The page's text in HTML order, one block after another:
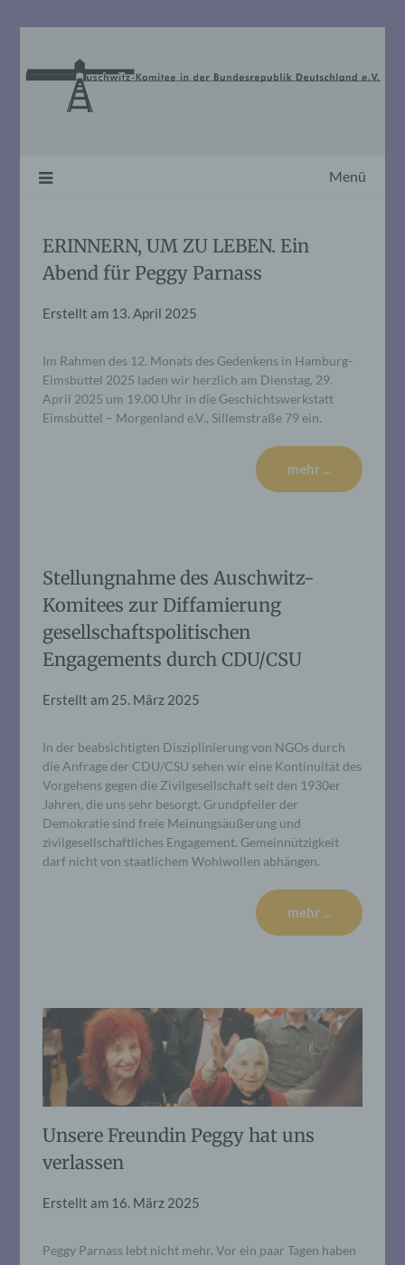
Menü
ERINNERN, UM ZU LEBEN. Ein
Abend für Peggy Parnass
Erstellt am 13. April 2025
Im Rahmen des 12. Monats des Gedenkens in Hamburg-
Eimsbüttel 2025 laden wir herzlich am Dienstag, 29.
April 2025 um 19.00 Uhr in die Geschichtswerkstatt
Eimsbüttel – Morgenland e.V., Sillemstraße 79 ein.
mehr ...
Stellungnahme des Auschwitz-
Komitees zur Diffamierung
gesellschaftspolitischen
Engagements durch CDU/CSU
Erstellt am 25. März 2025
In der beabsichtigten Disziplinierung von NGOs durch
die Anfrage der CDU/CSU sehen wir eine Kontinuität des
Vorgehens gegen die Zivilgesellschaft seit den 1930er
Jahren, die uns sehr besorgt. Grundpfeiler der
Demokratie sind freie Meinungsäußerung und
zivilgesellschaftliches Engagement. Gemeinnützigkeit
darf nicht von staatlichem Wohlwollen abhängen.
mehr ...
Unsere Freundin Peggy hat uns
verlassen
Erstellt am 16. März 2025
Peggy Parnass lebt nicht mehr. Vor ein paar Tagen haben